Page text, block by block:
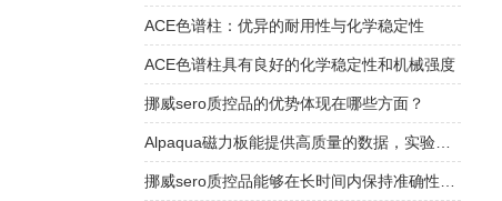
ACE色谱柱：优异的耐用性与化学稳定性
ACE色谱柱具有良好的化学稳定性和机械强度
挪威sero质控品的优势体现在哪些方面？
Alpaqua磁力板能提供高质量的数据，实验结果更加可信